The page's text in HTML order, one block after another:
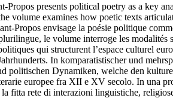
Propos presents political poetry as a key
volume examines how poetic texts
Propos envisage la poésie politique
le volume interroge les
qui structurent l’espace culturel
In komparatistischer und
politischen Dynamiken, welche den
europee fra XII e XV secolo. In una
fitta rete di interazioni linguistiche,